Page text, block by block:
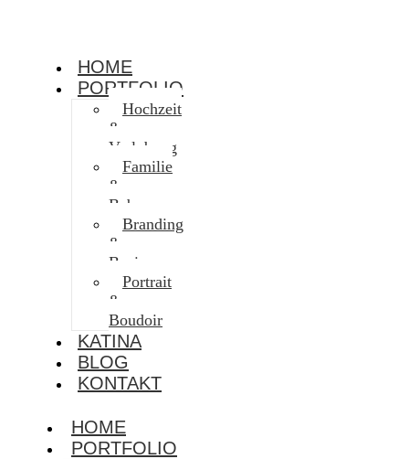
HOME
PORTFOLIO
Hochzeit
&
Verlobung
Familie
&
Baby
Branding
&
Business
Portrait
&
Boudoir
KATINA
BLOG
KONTAKT
HOME
PORTFOLIO